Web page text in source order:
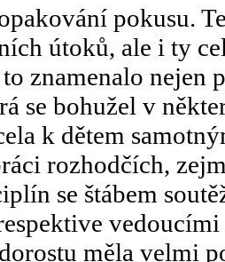
pokusu.
útoků, ale i ty
znamenalo nejen
se bohužel v
k dětem
rozhodčích,
se štábem
měla velmi